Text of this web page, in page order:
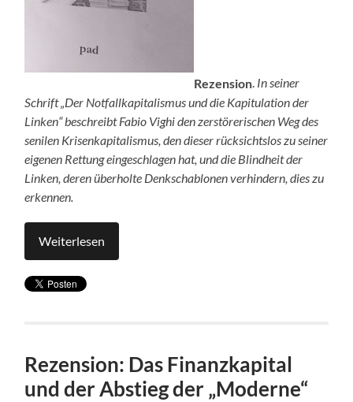
Rezension. In seiner
Schrift „Der Notfallkapitalismus und die Kapitulation der
Linken“ beschreibt Fabio Vighi den zerstörerischen Weg des
senilen Krisenkapitalismus, den dieser rücksichtslos zu seiner
eigenen Rettung eingeschlagen hat, und die Blindheit der
Linken, deren überholte Denkschablonen verhindern, dies zu
erkennen.
Weiterlesen
Rezension: Das Finanzkapital
und der Abstieg der „Moderne“